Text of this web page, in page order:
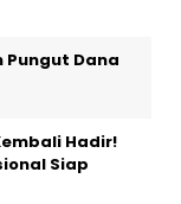
Pungut Dana
Hadir!
Siap